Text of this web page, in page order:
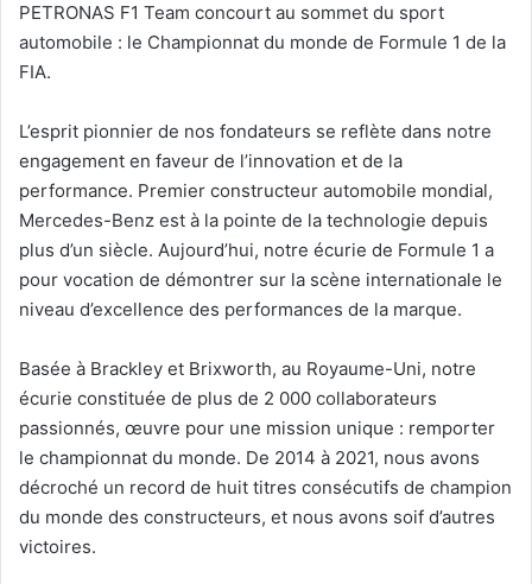
PETRONAS F1 Team concourt au sommet du sport
automobile : le Championnat du monde de Formule 1 de la
FIA.
L’esprit pionnier de nos fondateurs se reflète dans notre
engagement en faveur de l’innovation et de la
performance. Premier constructeur automobile mondial,
Mercedes-Benz est à la pointe de la technologie depuis
plus d’un siècle. Aujourd’hui, notre écurie de Formule 1 a
pour vocation de démontrer sur la scène internationale le
niveau d’excellence des performances de la marque.
Basée à Brackley et Brixworth, au Royaume-Uni, notre
écurie constituée de plus de 2 000 collaborateurs
passionnés, œuvre pour une mission unique : remporter
le championnat du monde. De 2014 à 2021, nous avons
décroché un record de huit titres consécutifs de champion
du monde des constructeurs, et nous avons soif d’autres
victoires.